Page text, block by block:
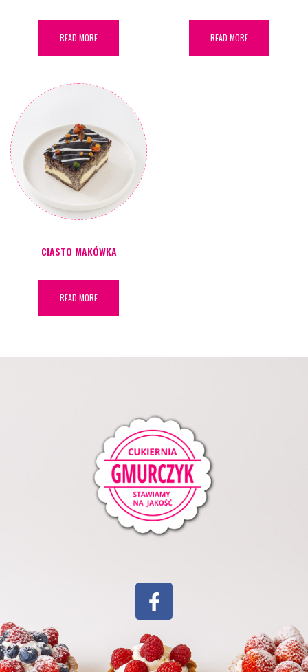
READ MORE READ MORE
CIASTO MAKÓWKA
READ MORE